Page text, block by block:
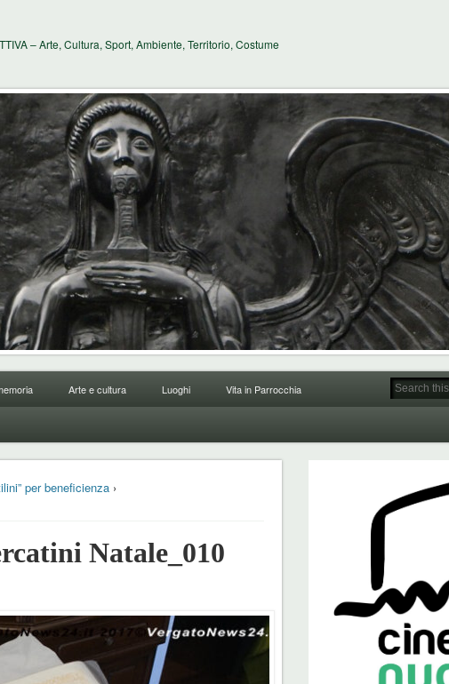
– Arte, Cultura, Sport, Ambiente, Territorio, Costume
Arte e cultura Luoghi Vita in Parrocchia
per beneficienza›
Natale_010